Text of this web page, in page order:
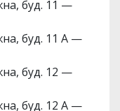
буд. 11 —
буд. 11 А —
буд. 12 —
буд. 12 А —